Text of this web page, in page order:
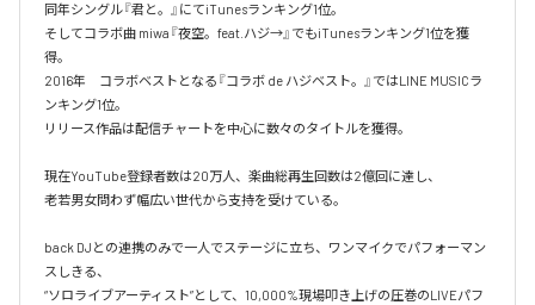
同年シングル『君と。』にてiTunesランキング1位。
そしてコラボ曲 miwa『夜空。feat.ハジ→』でもiTunesランキング1位を獲
得。
2016年　コラボベストとなる『コラボ de ハジベスト。』ではLINE MUSICラ
ンキング1位。
リリース作品は配信チャートを中心に数々のタイトルを獲得。
現在YouTube登録者数は20万人、楽曲総再生回数は2億回に達し、
老若男女問わず幅広い世代から支持を受けている。
back DJとの連携のみで一人でステージに立ち、ワンマイクでパフォーマン
スしきる、
“ソロライブアーティスト”として、10,000%現場叩き上げの圧巻のLIVEパフ